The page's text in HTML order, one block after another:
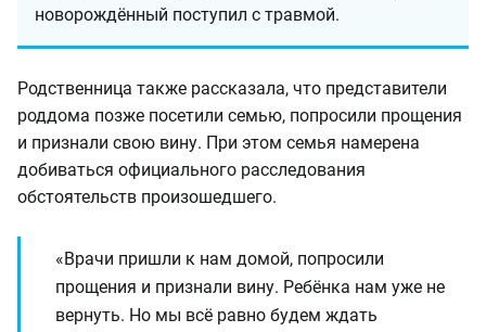
новорождённый поступил с травмой.
Родственница также рассказала, что представители
роддома позже посетили семью, попросили прощения
и признали свою вину. При этом семья намерена
добиваться официального расследования
обстоятельств произошедшего.
«Врачи пришли к нам домой, попросили
прощения и признали вину. Ребёнка нам уже не
вернуть. Но мы всё равно будем ждать